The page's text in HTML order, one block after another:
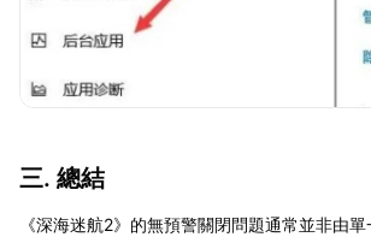
三. 總結
《深海迷航2》的無預警關閉問題通常並非由